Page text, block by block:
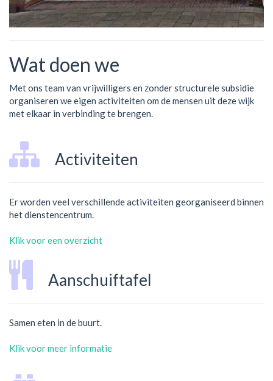
Wat doen we
Met ons team van vrijwilligers en zonder structurele subsidie
organiseren we eigen activiteiten om de mensen uit deze wijk
met elkaar in verbinding te brengen.
Activiteiten
Er worden veel verschillende activiteiten georganiseerd binnen
het dienstencentrum.
Klik voor een overzicht
Aanschuiftafel
Samen eten in de buurt.
Klik voor meer informatie